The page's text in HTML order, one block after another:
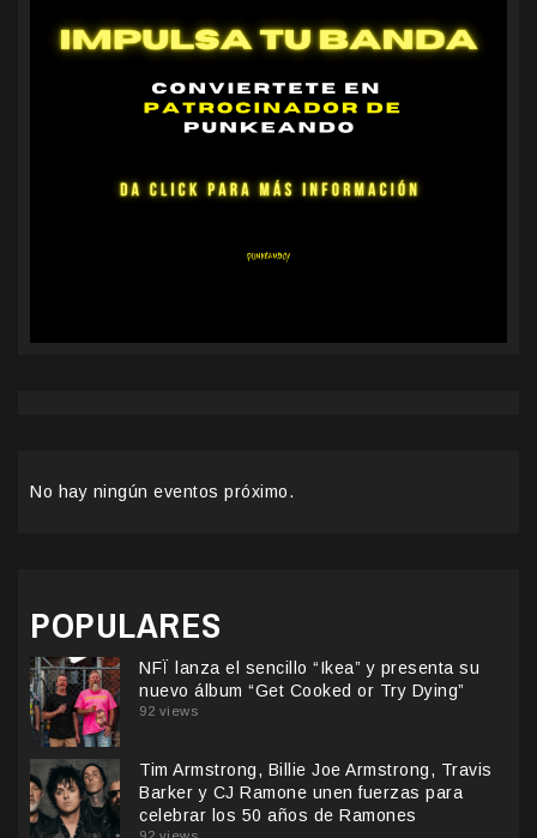
No hay ningún eventos próximo.
POPULARES
NFÏ lanza el sencillo “Ikea” y presenta su
nuevo álbum “Get Cooked or Try Dying”
92 views
Tim Armstrong, Billie Joe Armstrong, Travis
Barker y CJ Ramone unen fuerzas para
celebrar los 50 años de Ramones